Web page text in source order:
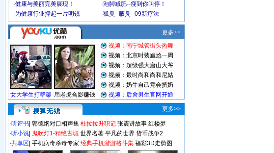
·健康与美丽完美展现！ ·泡脚减肥--瘦到你叫停！
·为健康行业撑起一片明镜 ·狐臭--腋臭--09新疗法
更多>>
·听评书 郭德纲对口相声集 杜拉拉升职记 张震讲故事 红楼梦
·听小说 鬼吹灯1-精绝古城 世界名著 平凡的世界 货币战争2
·共享区 手机病毒杀毒专家 经典手机游游格斗集 福彩3D走势图